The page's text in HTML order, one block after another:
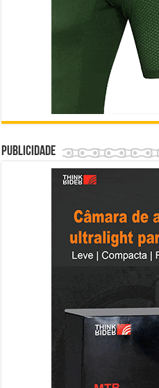
Publicidade